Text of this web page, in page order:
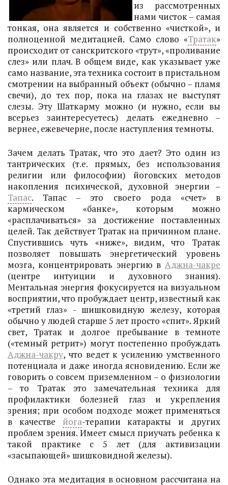
из рассмотренных
нами чисток – самая
тонкая, она является и собственно «чисткой», и
полноценной медитацией. Само слово «Тратак»
происходит от санскритского «трут», «проливание
слез» или плач. В общем виде, как указывает уже
само название, эта техника состоит в пристальном
смотрении на выбранный объект (обычно – пламя
свечи), до тех пор, пока на глазах не выступят
слезы. Эту Шаткарму можно (и нужно, если вы
всерьез заинтересуетесь) делать ежедневно –
вернее, ежевечерне, после наступления темноты.
Зачем делать Тратак, что это дает? Это один из
тантрических (т.е. прямых, без использования
религии или философии) йоговских методов
накопления психической, духовной энергии –
Тапас. Тапас – это своего рода «счет» в
кармическом «банке», которым можно
«расплачиваться» за достижение поставленных
целей. Так действует Тратак на причинном плане.
Спустившись чуть «ниже», видим, что Тратак
позволяет повышать энергетический уровень
мозга, концентрировать энергию в Аджна-чакре
(центре интуиции и духовного знания).
Ментальная энергия фокусируется на визуальном
восприятии, что пробуждает центр, известный как
«третий глаз» - шишковидную железу, которая
обычно у людей старше 5 лет просто «спит». Яркий
свет, Тратак и долгое пребывание в темноте
(«темный ретрит») могут постепенно пробуждать
Аджна-чакру, что ведет к усилению умственного
потенциала и даже иногда ясновидению. Если же
говорить о совсем приземленном – о физиологии
– то Тратак это замечательная техника для
профилактики болезней глаз и укрепления
зрения; при особом подходе может применяться
в качестве йога-терапии катаракты и других
проблем зрения. Имеет смысл приучать ребенка к
такой практике с 5 лет (для активизации
«засыпающей» шишковидной железы).
Однако эта медитация в основном рассчитана на